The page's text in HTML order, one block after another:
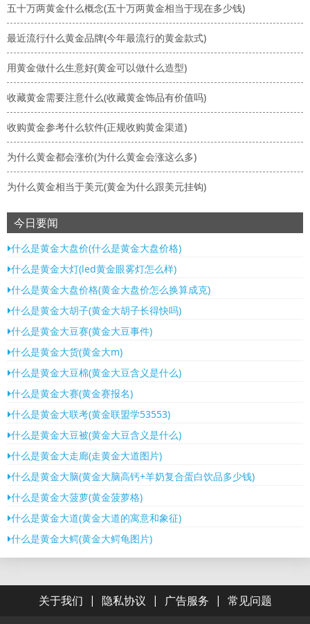
五十万两黄金什么概念(五十万两黄金相当于现在多少钱)
最近流行什么黄金品牌(今年最流行的黄金款式)
用黄金做什么生意好(黄金可以做什么造型)
收藏黄金需要注意什么(收藏黄金饰品有价值吗)
收购黄金参考什么软件(正规收购黄金渠道)
为什么黄金都会涨价(为什么黄金会涨这么多)
为什么黄金相当于美元(黄金为什么跟美元挂钩)
今日要闻
什么是黄金大盘价(什么是黄金大盘价格)
什么是黄金大灯(led黄金眼雾灯怎么样)
什么是黄金大盘价格(黄金大盘价怎么换算成克)
什么是黄金大胡子(黄金大胡子长得快吗)
什么是黄金大豆赛(黄金大豆事件)
什么是黄金大货(黄金大m)
什么是黄金大豆棉(黄金大豆含义是什么)
什么是黄金大赛(黄金赛报名)
什么是黄金大联考(黄金联盟学53553)
什么是黄金大豆被(黄金大豆含义是什么)
什么是黄金大走廊(走黄金大道图片)
什么是黄金大脑(黄金大脑高钙+羊奶复合蛋白饮品多少钱)
什么是黄金大菠萝(黄金菠萝格)
什么是黄金大道(黄金大道的寓意和象征)
什么是黄金大鳄(黄金大鳄龟图片)
关于我们 | 隐私协议 | 广告服务 | 常见问题